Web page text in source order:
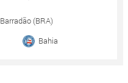
Barradão (BRA)
Bahia